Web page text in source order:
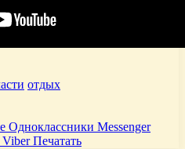
отдых
Одноклассники Messenger
Viber Печатать